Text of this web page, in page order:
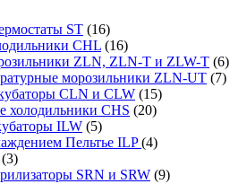
ST (16)
CHL (16)
ZLN, ZLN-T и ZLW-T (6)
морозильники ZLN-UT (7)
CLN и CLW (15)
холодильники CHS (20)
ILW (5)
Пельтье ILP(4)
(3)
SRN и SRW (9)